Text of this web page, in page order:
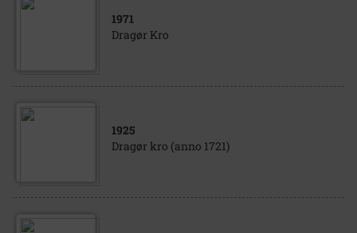
1971
Dragør Kro
1925
Dragør kro (anno 1721)